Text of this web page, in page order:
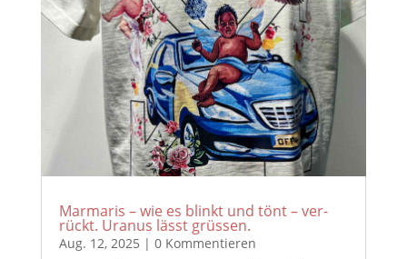
Marmaris – wie es blinkt und tönt – ver-
rückt. Uranus lässt grüssen.
Aug. 12, 2025 | 0 Kommentieren